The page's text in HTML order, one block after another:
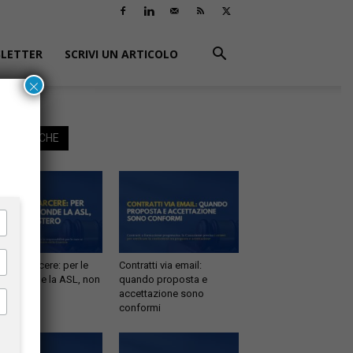
SCRIVI UN ARTICOLO
ANCHE
in carcere: per le
risponde la ASL, non
Contratti via email:
quando proposta e
accettazione sono
conformi
×